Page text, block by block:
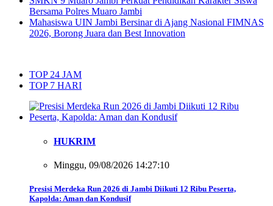
Bersama Polres Muaro Jambi
Mahasiswa UIN Jambi Bersinar di Ajang Nasional FIMNAS
2026, Borong Juara dan Best Innovation
TOP 24 JAM
TOP 7 HARI
HUKRIM
Minggu, 09/08/2026 14:27:10
Presisi Merdeka Run 2026 di Jambi Diikuti 12 Ribu Peserta,
Kapolda: Aman dan Kondusif